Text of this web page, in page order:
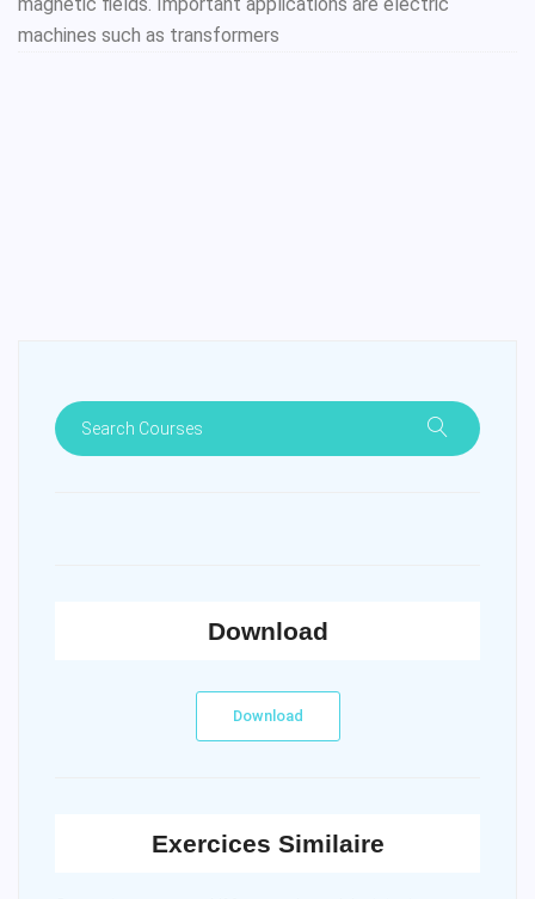
machines such as transformers
Download
Download
Exercices Similaire